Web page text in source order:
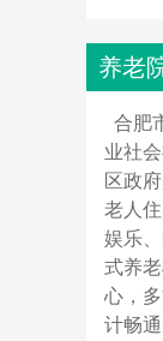
养老
合肥
业社
区政
老人
娱乐
式养
心，
计畅